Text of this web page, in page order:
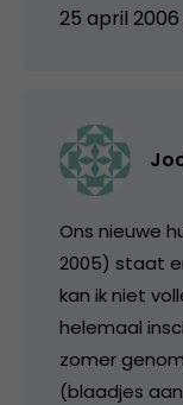
25 april 2006
Ons nieuwe
2005) staat
kan ik niet
helemaal
zomer
(blaadjes